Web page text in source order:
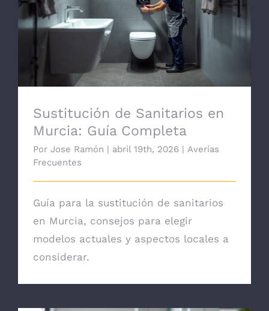
Sustitución de Sanitarios en Murcia: Guía
Completa
Sustitución de Sanitarios en
Murcia: Guía Completa
Por Jose Ramón | abril 19th, 2026 | Averías
Frecuentes
Guía para la sustitución de sanitarios
en Murcia, consejos para elegir
modelos actuales y aspectos locales a
considerar.